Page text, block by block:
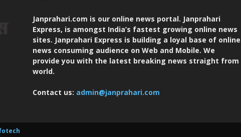
Janprahari.com is our online news portal. Janprahari
Express, is amongst India’s fastest growing online news
sites. Janprahari Express is building a loyal base of online
news consuming audience on Web and Mobile. We
provide you with the latest breaking news straight from
world.
Contact us: admin@janprahari.com